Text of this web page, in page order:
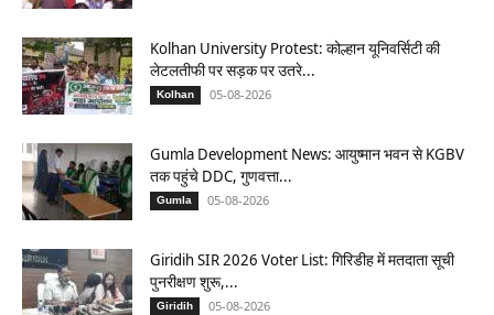
Kolhan University Protest: कोल्हान यूनिवर्सिटी की
लेटलतीफी पर सड़क पर उतरे...
Kolhan 05-08-2026
Gumla Development News: आयुष्मान भवन से KGBV
तक पहुंचे DDC, गुणवत्ता...
Gumla 05-08-2026
Giridih SIR 2026 Voter List: गिरिडीह में मतदाता सूची
पुनरीक्षण शुरू,...
Giridih 05-08-2026